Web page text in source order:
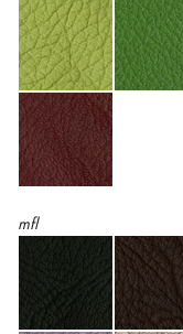
mfl